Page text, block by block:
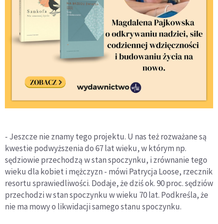
- Jeszcze nie znamy tego projektu. U nas też rozważane są
kwestie podwyższenia do 67 lat wieku, w którym np.
sędziowie przechodzą w stan spoczynku, i zrównanie tego
wieku dla kobiet i mężczyzn - mówi Patrycja Loose, rzecznik
resortu sprawiedliwości. Dodaje, że dziś ok. 90 proc. sędziów
przechodzi w stan spoczynku w wieku 70 lat. Podkreśla, że
nie ma mowy o likwidacji samego stanu spoczynku.